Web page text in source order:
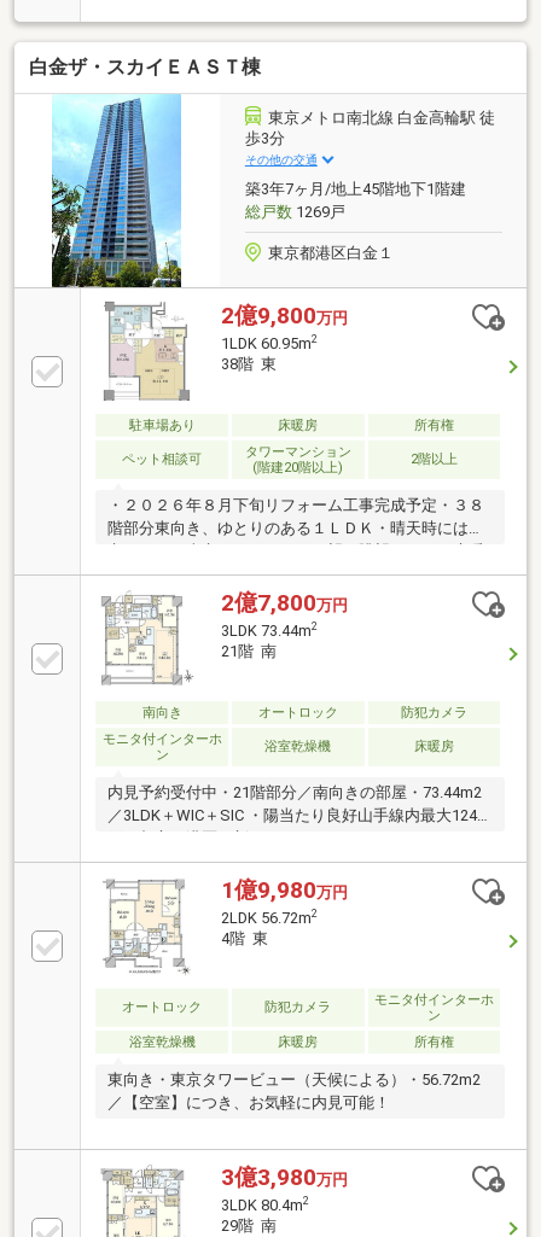
ール、ラウンジホール◆２４時間セキュリティシステ
ム◆ペット飼育可※飼育規則あり◆宅配ボックス、２
４時間ゴミ出し可能【リフォーム内容】全室クロス貼
替・水栓交換・ダウンライト設置・ハウスクリーニン
グ等◎９階・西向き・日照良好◎約４．０帖洋室はリ
ビングと一体利用可能◎収納豊富な間取設計◎充実の
仕様設備【空室】一部内装リフォーム中ですがご案内
可能です。お気軽に直接担当者までお問合せくださ
い。070-5343-9074
白金ザ・スカイＥＡＳＴ棟
東京メトロ南北線 白金高輪駅 徒
歩3分
その他の交通
築3年7ヶ月/地上45階地下1階建
総戸数1269戸
東京都港区白金１
2億9,800万円
1LDK 60.95m2
38階 東
駐車場あり 床暖房 所有権
ペット相談可
タワーマンション
(階建20階以上)
2階以上
・２０２６年８月下旬リフォーム工事完成予定・３８
階部分東向き、ゆとりのある１ＬＤＫ・晴天時には東
房あり・クワトロセキュリティシステム、２４時間監
視システム・コンシェルジュサービス（一部有償）■
リフォーム内容・キッチン交換・トイレ交換・クロス
張替え・トイレ／洗面所クッションフロア交換・エコ
カラット設置（玄関・リビング）・室内クリーニング
実施 等
2億7,800万円
3LDK 73.44m2
21階 南
南向き オートロック
防犯カメラ
モニタ付インターホ
ン
浴室乾燥機 床暖房
内見予約受付中・21階部分／南向きの部屋・73.44m2
／3LDK＋WIC＋SIC ・陽当たり良好山手線内最大1247
1億9,980万円
2LDK 56.72m2
4階 東
オートロック 防犯カメラ
モニタ付インターホ
ン
浴室乾燥機
床暖房 所有権
東向き・東京タワービュー（天候による）・56.72m2
／【空室】につき、お気軽に内見可能！
3億3,980万円
3LDK 80.4m2
29階 南